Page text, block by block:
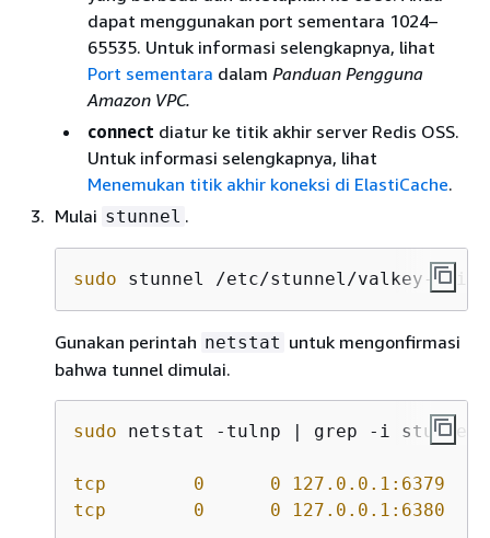
dapat menggunakan port sementara 1024–
65535. Untuk informasi selengkapnya, lihat
Port sementara dalam Panduan Pengguna
Amazon VPC.
connect diatur ke titik akhir server Redis OSS.
Untuk informasi selengkapnya, lihat
Menemukan titik akhir koneksi di ElastiCache.
Mulai stunnel .
sudo stunnel /etc/stunnel/valkey-
Gunakan perintah netstat untuk mengonfirmasi
bahwa tunnel dimulai.
sudo netstat -tulnp | grep -i stunnel
tcp 0 0
127.0.0.1:6379
tcp
0 0 127.0.0.1:6380